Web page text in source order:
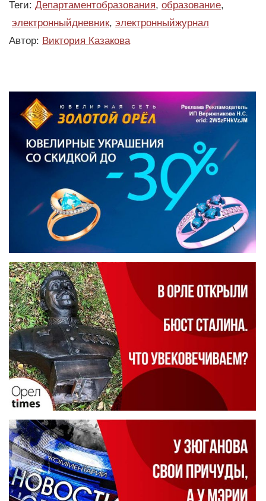
Теги: Департаментобразования, образование,
электронныйдневник, электронныйжурнал
Автор: Виктория Казакова